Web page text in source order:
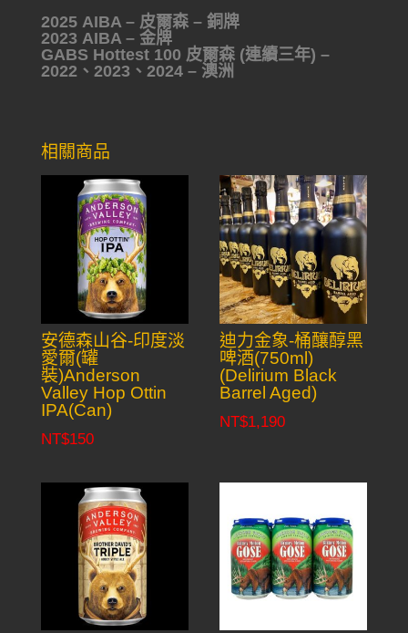
2025 AIBA – 皮爾森 – 銅牌
2023 AIBA – 金牌
GABS Hottest 100 皮爾森 (連續三年) –
2022、2023、2024 – 澳洲
相關商品
安德森山谷-印度淡
愛爾(罐
裝)Anderson
Valley Hop Ottin
IPA(Can)
NT$150
迪力金象-桶釀醇黑
啤酒(750ml)
(Delirium Black
Barrel Aged)
NT$1,190